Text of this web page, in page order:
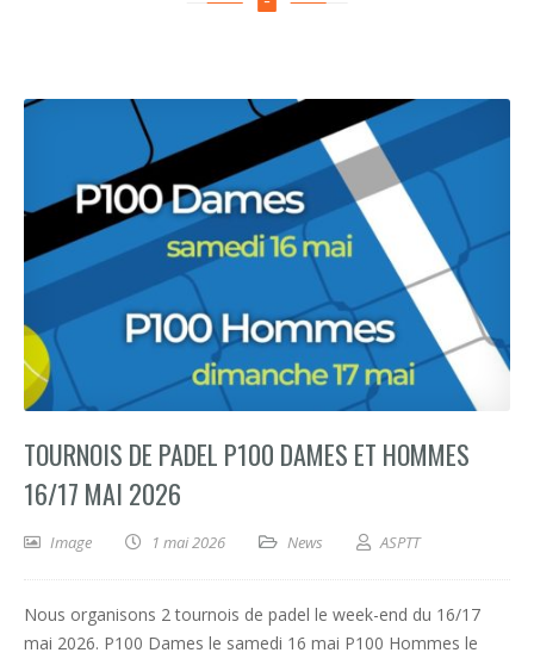
TOURNOIS DE PADEL P100 DAMES ET HOMMES
16/17 MAI 2026
Image 1 mai 2026 News ASPTT
Nous organisons 2 tournois de padel le week-end du 16/17
mai 2026. P100 Dames le samedi 16 mai P100 Hommes le